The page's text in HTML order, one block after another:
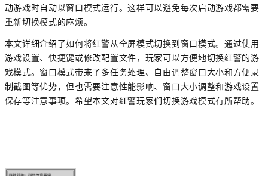
动游戏时自动以窗口模式运行。这样可以避免每次启动游戏都需要
重新切换模式的麻烦。
本文详细介绍了如何将红警从全屏模式切换到窗口模式。通过使用
游戏设置、快捷键或修改配置文件，玩家可以方便地切换红警的游
戏模式。窗口模式带来了多任务处理、自由调整窗口大小和方便录
制截图等优势，但也需要注意性能影响、窗口大小调整和游戏设置
保存等注意事项。希望本文对红警玩家们切换游戏模式有所帮助。